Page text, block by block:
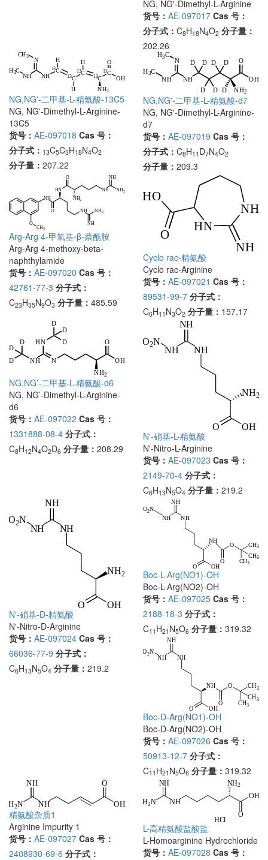
NG, NG'-Dimethyl-L-Arginine
货号： AE-097017 Cas 号：
分子式： C8H18N4O2 分子量：
202.26
NG,NG'-二甲基-L-精氨酸-13C5
NG, NG'-Dimethyl-L-Arginine-
13C5
货号： AE-097018 Cas 号：
分子式： 13C5C3H18N4O2
分子量： 207.22
NG,NG'-二甲基-L-精氨酸-d7
NG, NG'-Dimethyl-L-Arginine-
d7
货号： AE-097019 Cas 号：
分子式： C8H11 D7N4O2
分子量： 209.3
Arg-Arg 4-甲氧基-β-萘酰胺
Arg-Arg 4-methoxy-beta-
naphthylamide
货号： AE-097020 Cas 号：
42761-77-3 分子式：
C23H35N9O3 分子量： 485.59
Cyclo rac-精氨酸
Cyclo rac-Arginine
货号： AE-097021 Cas 号：
89531-99-7 分子式：
C6H11 N3O2 分子量： 157.17
NG,NG’-二甲基-L-精氨酸-d6
NG, NG’-Dimethyl-L-Arginine-
d6
货号： AE-097022 Cas 号：
1331888-08-4 分子式：
C8H12N4O2D6 分子量： 208.29
N'-硝基-L-精氨酸
N'-Nitro-L-Arginine
货号： AE-097023 Cas 号：
2149-70-4 分子式：
C6H13N5O4 分子量： 219.2
N'-硝基-D-精氨酸
N'-Nitro-D-Arginine
货号： AE-097024 Cas 号：
66036-77-9 分子式：
C6H13N5O4 分子量： 219.2
Boc-L-Arg(NO1)-OH
Boc-L-Arg(NO2)-OH
货号： AE-097025 Cas 号：
2188-18-3 分子式：
C11 H21 N5O6 分子量： 319.32
Boc-D-Arg(NO1)-OH
Boc-D-Arg(NO2)-OH
货号： AE-097026 Cas 号：
50913-12-7 分子式：
C11 H21 N5O6 分子量： 319.32
精氨酸杂质1
Arginine Impurity 1
货号： AE-097027 Cas 号：
2408930-69-6 分子式：
L-高精氨酸盐酸盐
L-Homoarginine Hydrochloride
货号： AE-097028 Cas 号：